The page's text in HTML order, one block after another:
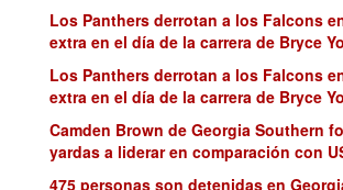
Los Panthers derrotan a los Falcons
extra en el día de la carrera de Bryce
Los Panthers derrotan a los Falcons
extra en el día de la carrera de Bryce
Camden Brown de Georgia Southern
yardas a liderar en comparación con
475 personas son detenidas en